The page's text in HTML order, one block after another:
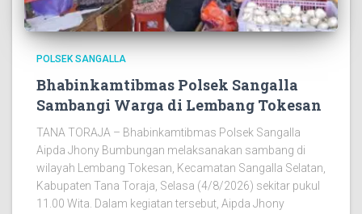
POLSEK SANGALLA
Bhabinkamtibmas Polsek Sangalla
Sambangi Warga di Lembang Tokesan
TANA TORAJA – Bhabinkamtibmas Polsek Sangalla
Aipda Jhony Bumbungan melaksanakan sambang di
wilayah Lembang Tokesan, Kecamatan Sangalla Selatan,
Kabupaten Tana Toraja, Selasa (4/8/2026) sekitar pukul
11.00 Wita. Dalam kegiatan tersebut, Aipda Jhony